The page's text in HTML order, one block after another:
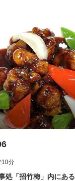
10分
処「招竹梅」内にあ